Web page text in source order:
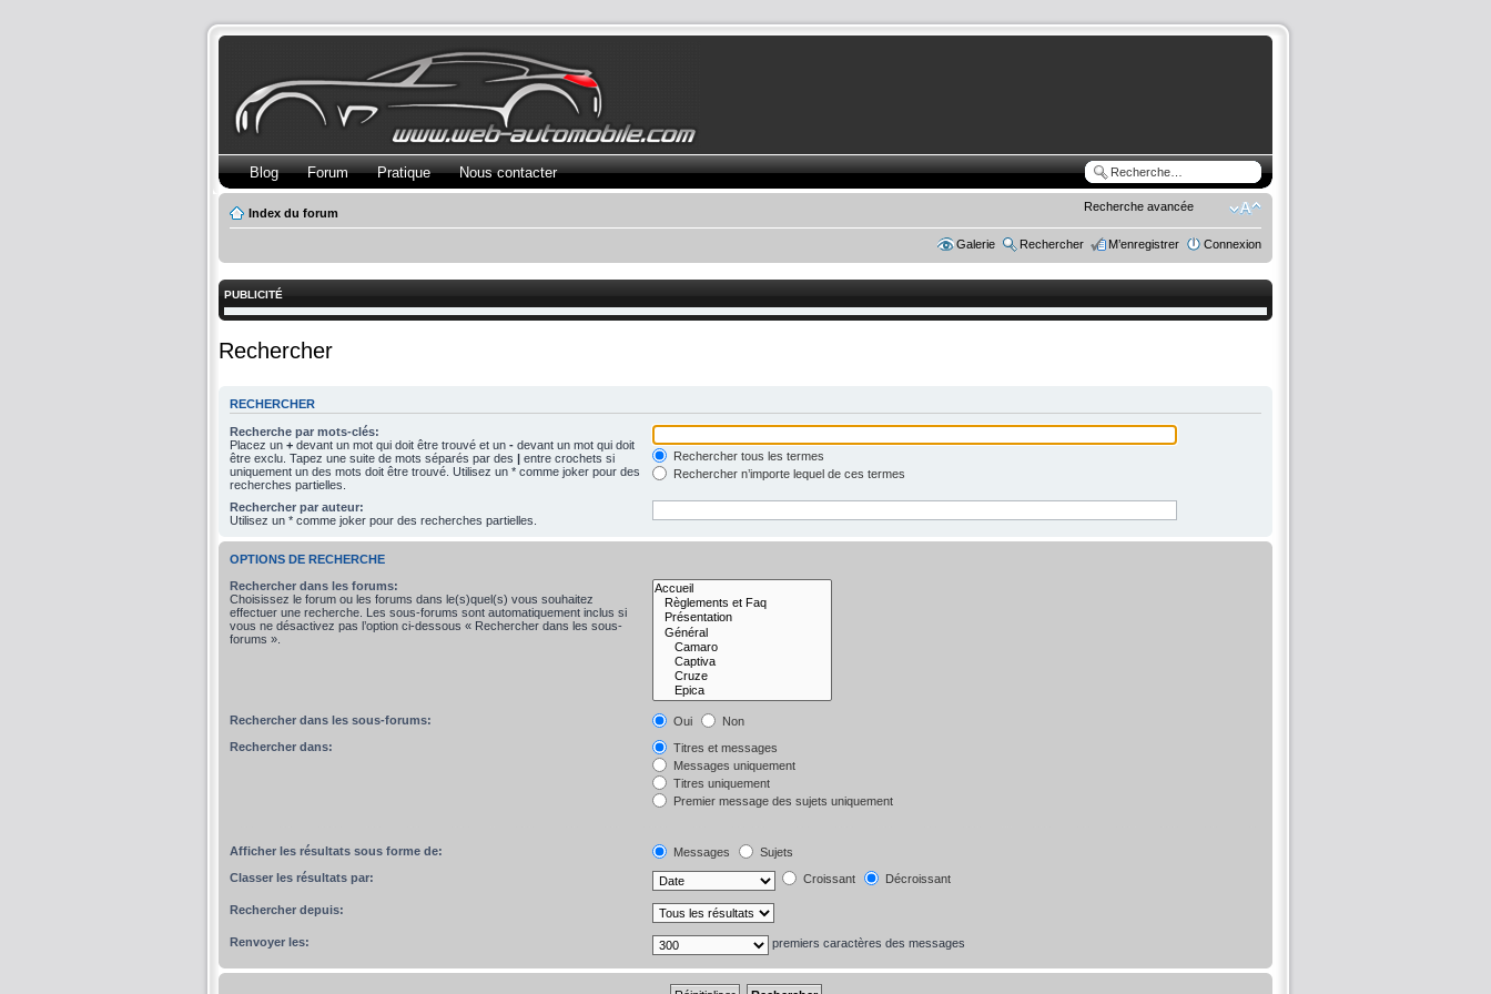
Recherche avancée
Blog Forum Pratique Nous contacter
Index du forum
Galerie Rechercher M’enregistrer Connexion
PUBLICITÉ
Rechercher
RECHERCHER
Recherche par mots-clés:
Placez un + devant un mot qui doit être trouvé et un - devant un mot qui doit
être exclu. Tapez une suite de mots séparés par des | entre crochets si
uniquement un des mots doit être trouvé. Utilisez un * comme joker pour des
recherches partielles.
Rechercher tous les termes
Rechercher n’importe lequel de ces termes
Rechercher par auteur:
Utilisez un * comme joker pour des recherches partielles.
OPTIONS DE RECHERCHE
Rechercher dans les forums:
Choisissez le forum ou les forums dans le(s)quel(s) vous souhaitez
effectuer une recherche. Les sous-forums sont automatiquement inclus si
vous ne désactivez pas l’option ci-dessous « Rechercher dans les sous-
forums ».
Rechercher dans les sous-forums: Oui
Non
Rechercher dans:
Titres et messages
Messages uniquement
Titres uniquement
Premier message des sujets uniquement
Afficher les résultats sous forme de: Messages
Sujets
Classer les résultats par:
Croissant Décroissant
Rechercher depuis:
Renvoyer les: premiers caractères des messages